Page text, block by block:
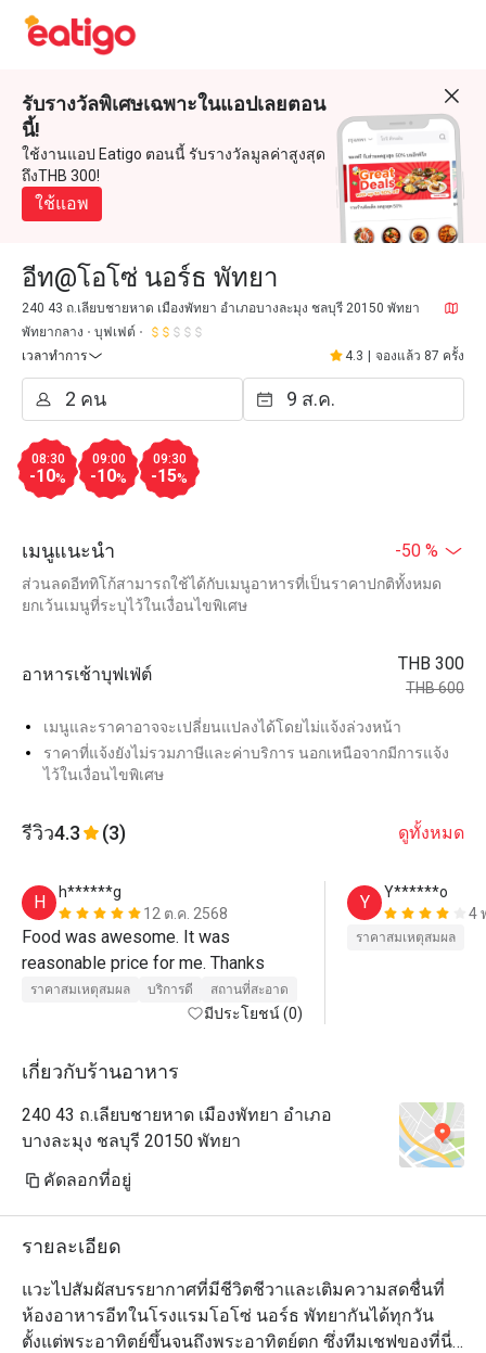
รับรางวัลพิเศษเฉพาะในแอปเลยตอน
นี้!
ใช้งานแอป Eatigo ตอนนี้ รับรางวัลมูลค่าสูงสุด
ถึงTHB 300!
ใช้แอพ
อีท@โอโซ่ นอร์ธ พัทยา
240 43 ถ.เลียบชายหาด เมืองพัทยา อำเภอบางละมุง ชลบุรี 20150 พัทยา
พัทยากลาง
บุฟเฟต์
เวลาทำการ
4.3 จองแล้ว 87 ครั้ง
08:30
-10%
09:00
-10%
09:30
-15%
เมนูแนะนำ -50 %
ส่วนลดอีททิโก้สามารถใช้ได้กับเมนูอาหารที่เป็นราคาปกติทั้งหมด
ยกเว้นเมนูที่ระบุไว้ในเงื่อนไขพิเศษ
อาหารเช้าบุฟเฟ่ต์
THB 300
THB 600
เมนูและราคาอาจจะเปลี่ยนแปลงได้โดยไม่แจ้งล่วงหน้า
ราคาที่แจ้งยังไม่รวมภาษีและค่าบริการ นอกเหนือจากมีการแจ้ง
ไว้ในเงื่อนไขพิเศษ
รีวิว4.3 (3) ดูทั้งหมด
H
h******g
12 ต.ค. 2568
Food was awesome. It was
reasonable price for me. Thanks
ราคาสมเหตุสมผล บริการดี สถานที่สะอาด
มีประโยชน์ (0)
Y
Y******o
4
ราคาสมเหตุสมผล
เกี่ยวกับร้านอาหาร
240 43 ถ.เลียบชายหาด เมืองพัทยา อำเภอ
บางละมุง ชลบุรี 20150 พัทยา
คัดลอกที่อยู่
รายละเอียด
แวะไปสัมผัสบรรยากาศที่มีชีวิตชีวาและเติมความสดชื่นที่
ห้องอาหารอีทในโรงแรมโอโซ่ นอร์ธ พัทยากันได้ทุกวัน
ตั้งแต่พระอาทิตย์ขึ้นจนถึงพระอาทิตย์ตก ซึ่งทีมเชฟของที่นี่